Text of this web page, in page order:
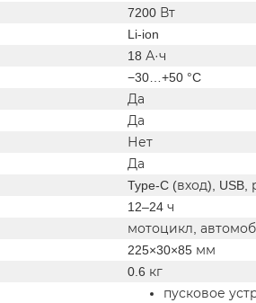
7200 Вт
Li-ion
18 А·ч
−30…+50 °C
Да
Да
Нет
Да
Type-C (вход), USB,
12–24 ч
мотоцикл,
225×30×85 мм
0.6 кг
пусковое